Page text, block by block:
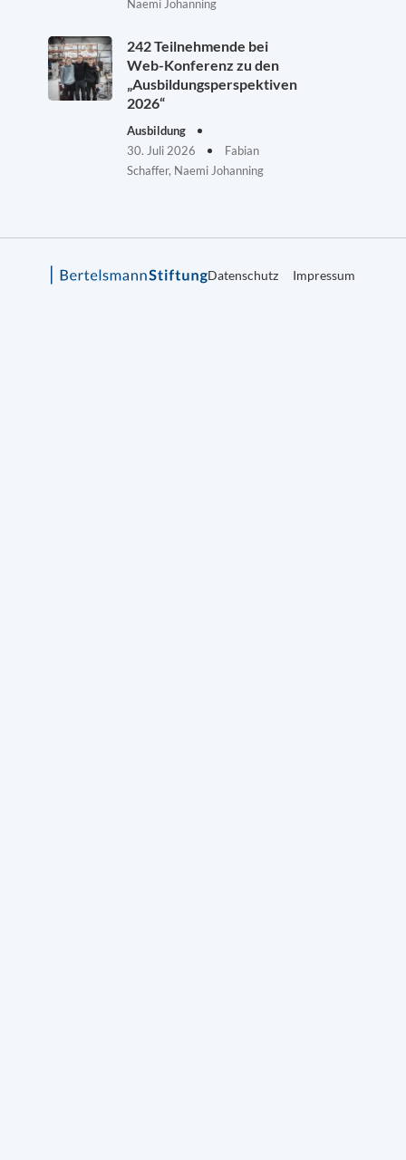
Naemi Johanning
242 Teilnehmende bei
Web-Konferenz zu den
„Ausbildungsperspektiven
2026“
Ausbildung
30. Juli 2026
Fabian
Schaffer, Naemi Johanning
Datenschutz Impressum